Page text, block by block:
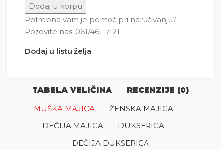
Anime One Piece 3 količina
Dodaj u korpu
Potrebna vam je pomoć pri naručivanju?
Pozovite nas: 061/461-7121
Dodaj u listu želja
TABELA VELIČINA
RECENZIJE (0)
MUŠKA MAJICA
ŽENSKA MAJICA
DEČIJA MAJICA
DUKSERICA
DEČIJA DUKSERICA